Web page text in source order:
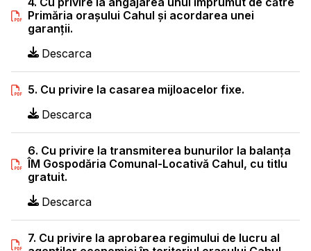
Primăria oraşului Cahul şi acordarea unei
garanţii.
Descarca
5. Cu privire la casarea mijloacelor fixe.
Descarca
6. Cu privire la transmiterea bunurilor la balanța
ÎM Gospodăria Comunal-Locativă Cahul, cu titlu
gratuit.
Descarca
7. Cu privire la aprobarea regimului de lucru al